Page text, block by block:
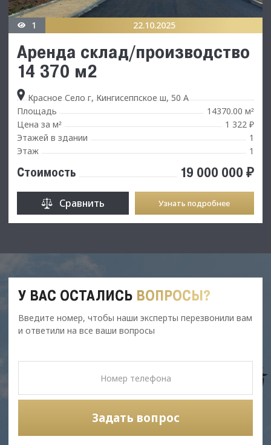
1 22.10.2025
Аренда склад/производство
14 370 м2
Красное Село г, Кингисеппское ш, 50 А
Площадь
14370.00 м²
Цена за м²
1 322 ₽
Этажей в здании
1
Этаж
1
Стоимость 19 000 000 ₽
Сравнить Узнать подробнее
У ВАС ОСТАЛИСЬ ВОПРОСЫ?
Введите номер, чтобы наши эксперты перезвонили вам
и ответили на все ваши вопросы
Задать вопрос